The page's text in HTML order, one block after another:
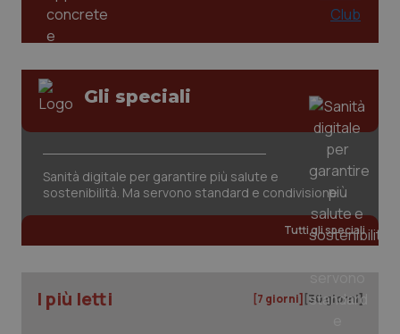
Gli speciali
Sanità digitale per garantire più salute e
sostenibilità. Ma servono standard e condivisione
Tutti gli speciali
I più letti [7 giorni] [30 giorni]
tracking-enable
www.quotidianosanita.it